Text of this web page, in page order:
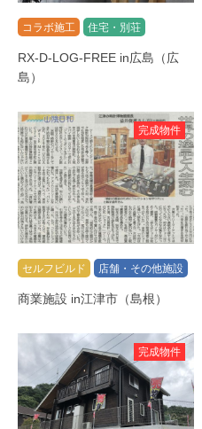
コラボ施工 住宅・別荘
RX-D-LOG-FREE in広島（広
島）
完成物件
セルフビルド 店舗・その他施設
商業施設 in江津市（島根）
完成物件